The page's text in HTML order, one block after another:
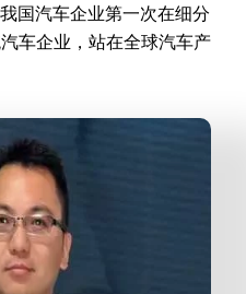
国汽车企业第一次在细分
车企业，站在全球汽车产